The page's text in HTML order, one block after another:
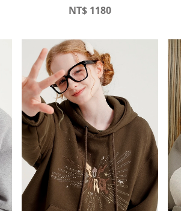
毛帽T
NT$ 1180